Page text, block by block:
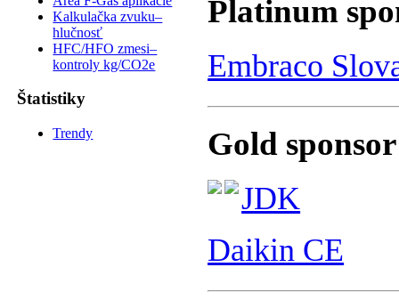
Kalkulačka zvuku–
hlučnosť
HFC/HFO zmesi–
kontroly kg/CO2e
Štatistiky
Trendy
Platinum
Embraco
Gold sponsor
JDK
Daikin CE